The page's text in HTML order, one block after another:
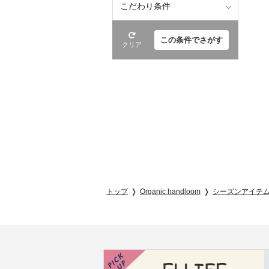
こだわり条件
クリア この条件でさがす
トップ Organic handloom シーズンアイテ